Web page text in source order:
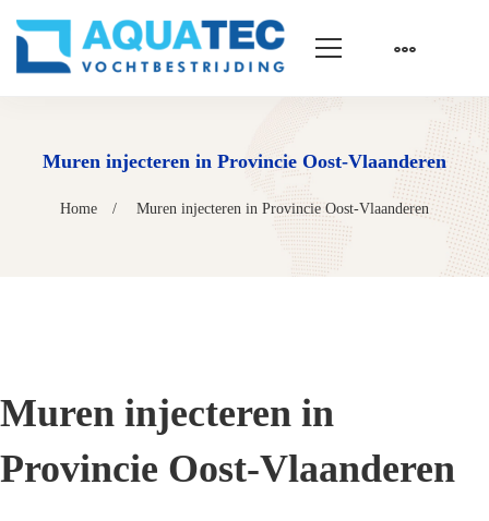
Muren injecteren in Provincie Oost-Vlaanderen
Home Muren injecteren in Provincie Oost-Vlaanderen
Muren injecteren in
Provincie Oost-Vlaanderen